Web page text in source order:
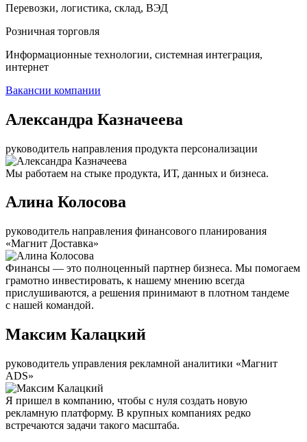
Перевозки, логистика, склад, ВЭД
Розничная торговля
Информационные технологии, системная интеграция,
интернет
Вакансии компании
Александра Казначеева
руководитель направления продукта персонализации
Мы работаем на стыке продукта, ИТ, данных и бизнеса.
Алина Колосова
руководитель направления финансового планирования
«Магнит Доставка»
Финансы — это полноценный партнер бизнеса. Мы помогаем
грамотно инвестировать, к нашему мнению всегда
прислушиваются, а решения принимают в плотном тандеме
с нашей командой.
Максим Калацкий
руководитель управления рекламной аналитики «Магнит
ADS»
Я пришел в компанию, чтобы с нуля создать новую
рекламную платформу. В крупных компаниях редко
встречаются задачи такого масштаба.